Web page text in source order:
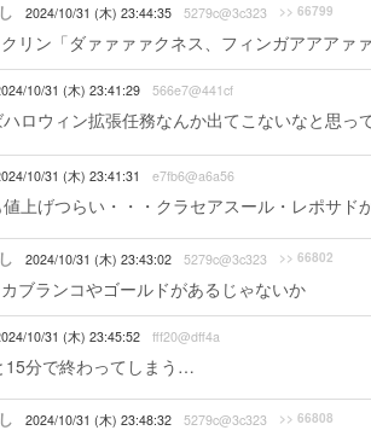
2024/10/31 (木) 23:44:35 5279c@3c323 >> 66799
リン「ダァァァァクネス、フィンガアアアァァ
10/31 (木) 23:41:29 566e7@441cf
ロウィン拡張任務なんか出てこないなと思
10/31 (木) 23:41:31 e7fb6@a6a56
上げつらい・・・クラセアスール・レポサド
2024/10/31 (木) 23:43:02 5279c@3c323 >> 66802
ブランコやゴールドがあるじゃないか
10/31 (木) 23:45:52 fff20@dff4a
15分で終わってしまう…
2024/10/31 (木) 23:48:32 5279c@3c323 >> 66808